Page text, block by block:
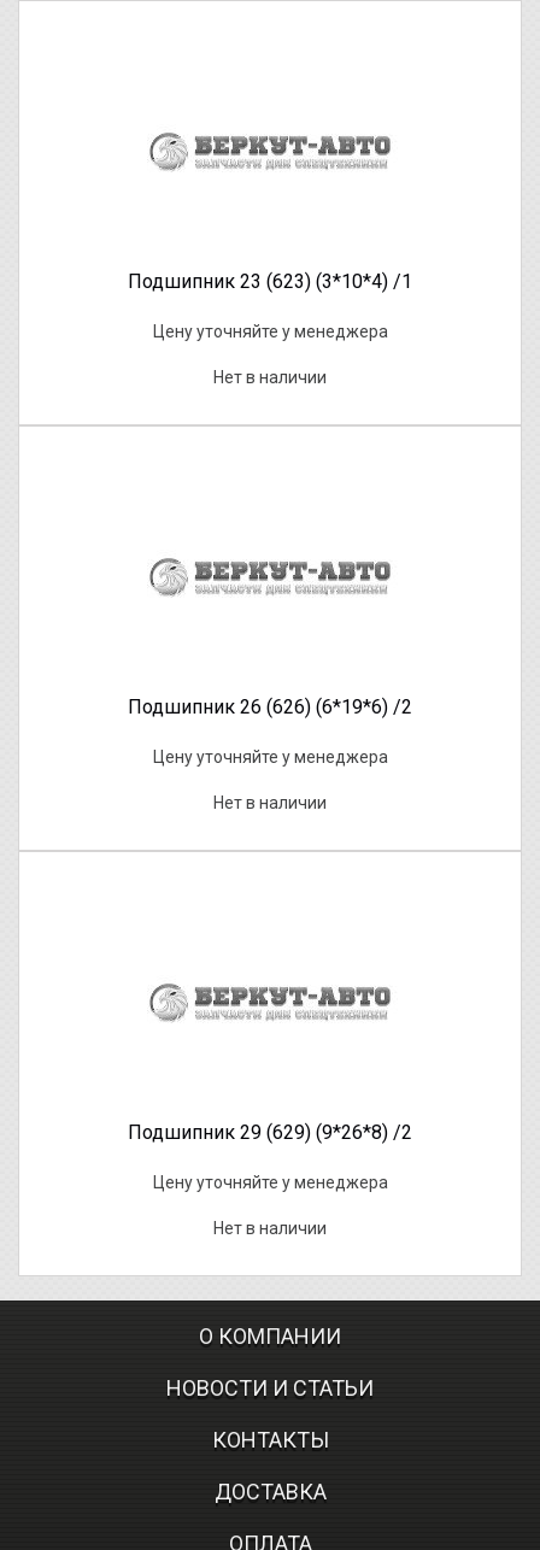
Подшипник 23 (623) (3*10*4) /1
Цену уточняйте у менеджера
Нет в наличии
Подшипник 26 (626) (6*19*6) /2
Цену уточняйте у менеджера
Нет в наличии
Подшипник 29 (629) (9*26*8) /2
Цену уточняйте у менеджера
Нет в наличии
О КОМПАНИИ
НОВОСТИ И СТАТЬИ
КОНТАКТЫ
ДОСТАВКА
ОПЛАТА